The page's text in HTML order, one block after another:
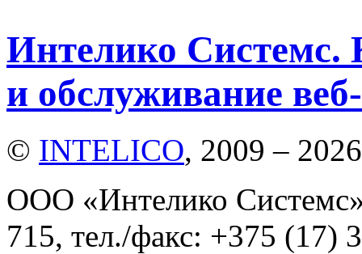
Интелико Системс.
и обслуживание
© INTELICO, 2009 – 2026
ООО «Интелико
715, тел./факс: +375 (17)